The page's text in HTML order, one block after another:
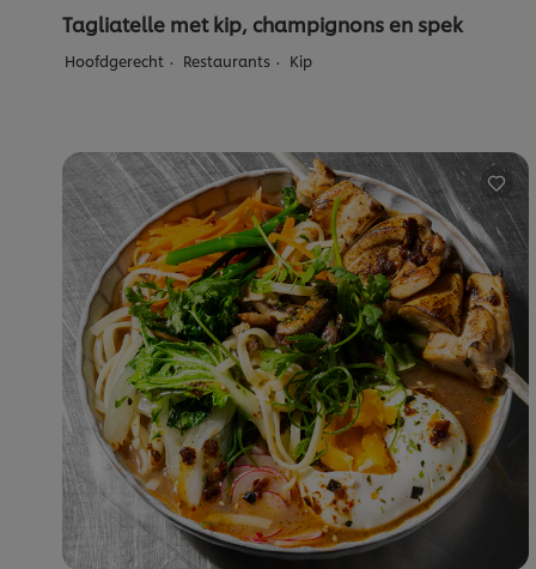
Tagliatelle met kip, champignons en spek
Hoofdgerecht Restaurants Kip